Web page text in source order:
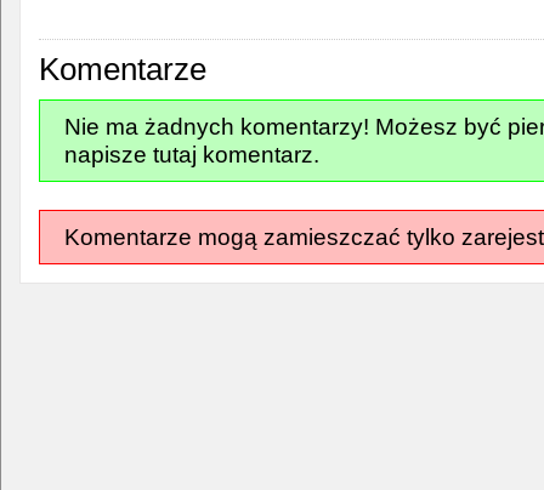
Komentarze
Nie ma żadnych komentarzy! Możesz być
napisze tutaj komentarz.
Komentarze mogą zamieszczać tylko